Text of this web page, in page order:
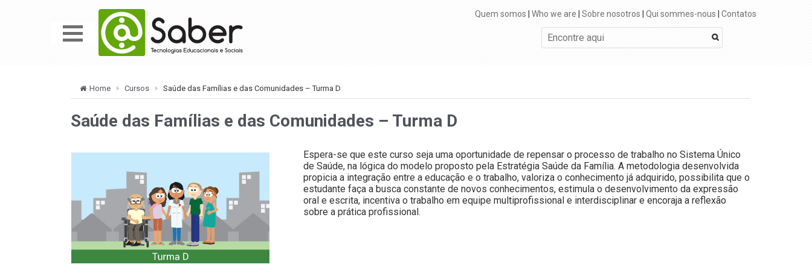
Quem somos Who we are Sobre nosotros Qui sommes-nous Contatos
Home Cursos Saúde das Famílias e das Comunidades – Turma D
Saúde das Famílias e das Comunidades – Turma D
Espera-se que este curso seja uma oportunidade de repensar o processo de trabalho no Sistema Único
de Saúde, na lógica do modelo proposto pela Estratégia Saúde da Família. A metodologia desenvolvida
propicia a integração entre a educação e o trabalho, valoriza o conhecimento já adquirido, possibilita que o
estudante faça a busca constante de novos conhecimentos, estimula o desenvolvimento da expressão
oral e escrita, incentiva o trabalho em equipe multiprofissional e interdisciplinar e encoraja a reflexão
sobre a prática profissional.